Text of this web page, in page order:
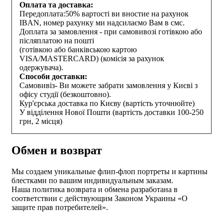
Оплата та доставка:
Передоплата:50% вартості ви вностие на рахунок
IBAN, номер рахунку ми надсилаємо Вам в смс.
Доплата за замовлення - при самовивозі готівкою або
післяплатою на пошті
(готівкою або банківською картою
VISA/MASTERCARD) (комісія за рахунок
одержувача).
Способи доставки:
Самовивіз- Ви можете забрати замовлення у Києві з
офісу студії (безкоштовно).
Кур'єрська доставка по Києву (вартість уточнюйте)
У відділення Нової Пошти (вартість доставки 100-250
грн, 2 місця)
Обмен и возврат
Мы создаем уникальные флип-флоп портреты и картины
блестками по вашим индивидуальным заказам.
Наша политика возврата и обмена разработана в
соответствии с действующим Законом Украины «О
защите прав потребителей».